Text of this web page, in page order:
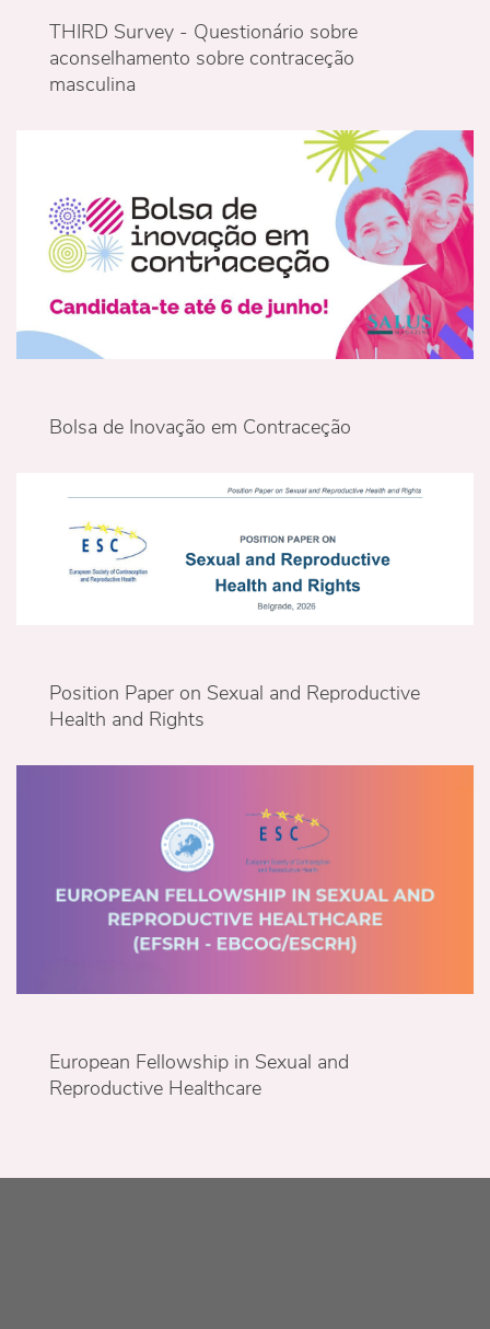
THIRD Survey - Questionário sobre
aconselhamento sobre contraceção
masculina
Bolsa de Inovação em Contraceção
Position Paper on Sexual and Reproductive
Health and Rights
European Fellowship in Sexual and
Reproductive Healthcare